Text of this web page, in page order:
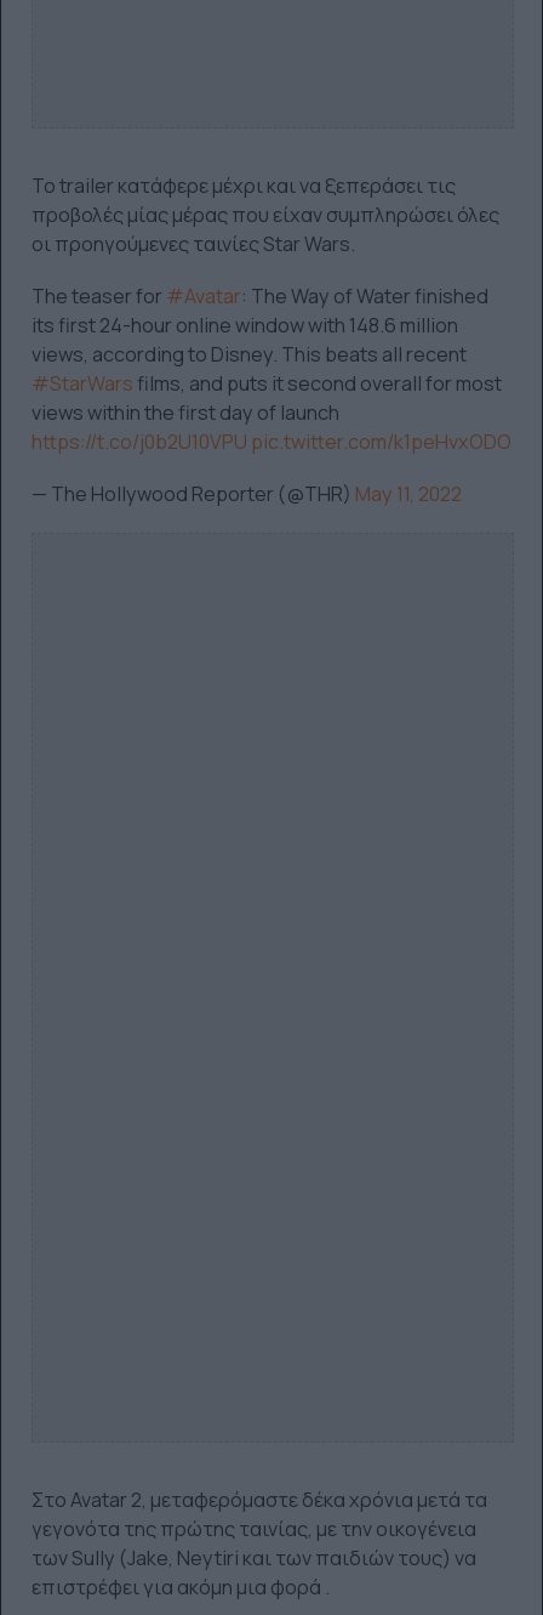
Το trailer κατάφερε μέχρι και να ξεπεράσει τις
προβολές μίας μέρας που είχαν συμπληρώσει όλες
οι προηγούμενες ταινίες Star Wars.
The teaser for #Avatar: The Way of Water finished
its first 24-hour online window with 148.6 million
views, according to Disney. This beats all recent
#StarWars films, and puts it second overall for most
views within the first day of launch
https://t.co/j0b2U10VPU pic.twitter.com/k1peHvxODO
— The Hollywood Reporter (@THR) May 11, 2022
Στο Avatar 2, μεταφερόμαστε δέκα χρόνια μετά τα
γεγονότα της πρώτης ταινίας, με την οικογένεια
των Sully (Jake, Neytiri και των παιδιών τους) να
επιστρέφει για ακόμη μια φορά .